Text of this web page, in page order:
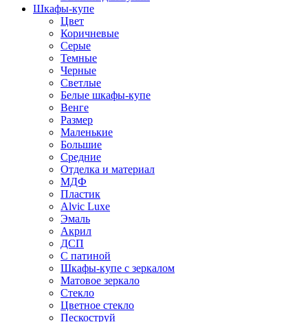
Шкафы-купе
Цвет
Коричневые
Серые
Темные
Черные
Светлые
Белые шкафы-купе
Венге
Размер
Маленькие
Большие
Средние
Отделка и материал
МДФ
Пластик
Alvic Luxe
Эмаль
Акрил
ДСП
С патиной
Шкафы-купе с зеркалом
Матовое зеркало
Стекло
Цветное стекло
Пескоструй